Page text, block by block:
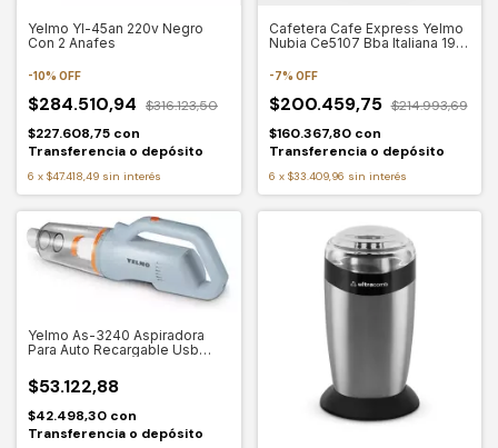
Yelmo Yl-45an 220v Negro
Con 2 Anafes
-10% OFF
$284.510,94 $316.123,50
$227.608,75 con
Transferencia o depósito
6 x $47.418,49 sin interés
Cafetera Cafe Express Yelmo
Nubia Ce5107 Bba Italiana 19
-7% OFF
$200.459,75 $214.993,69
$160.367,80 con
Transferencia o depósito
6 x $33.409,96 sin interés
Yelmo As-3240 Aspiradora
Para Auto Recargable Usb
$53.122,88
$42.498,30 con
Transferencia o depósito